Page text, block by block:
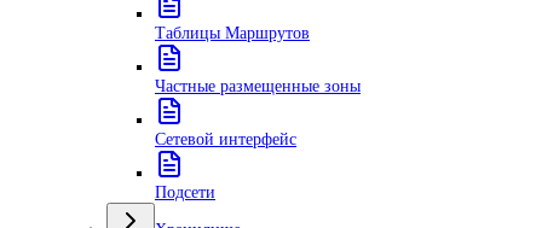
Таблицы Маршрутов
Частные размещенные зоны
Сетевой интерфейс
Подсети